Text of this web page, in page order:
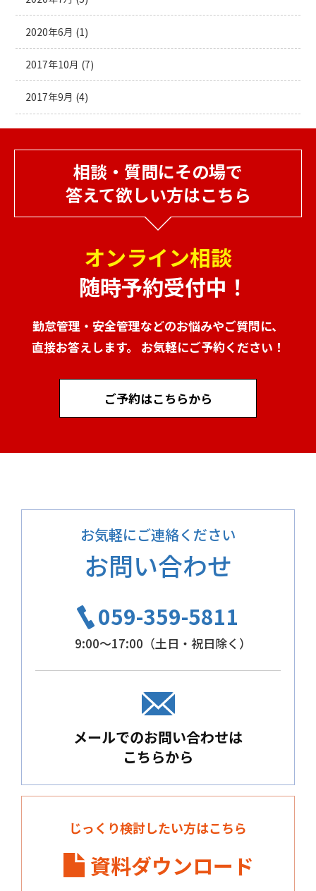
2020年6月 (1)
2017年10月 (7)
2017年9月 (4)
相談・質問にその場で
答えて欲しい方はこちら
オンライン相談
随時予約受付中！
勤怠管理・安全管理などのお悩みやご質問に、
直接お答えします。 お気軽にご予約ください！
ご予約はこちらから
お気軽にご連絡ください
お問い合わせ
059-359-5811
9:00～17:00（土日・祝日除く）
メールでのお問い合わせは
こちらから
じっくり検討したい方はこちら
資料ダウンロード